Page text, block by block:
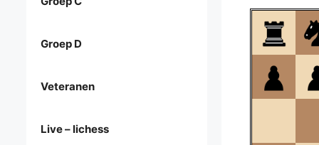
Groep D
Veteranen
Live – lichess